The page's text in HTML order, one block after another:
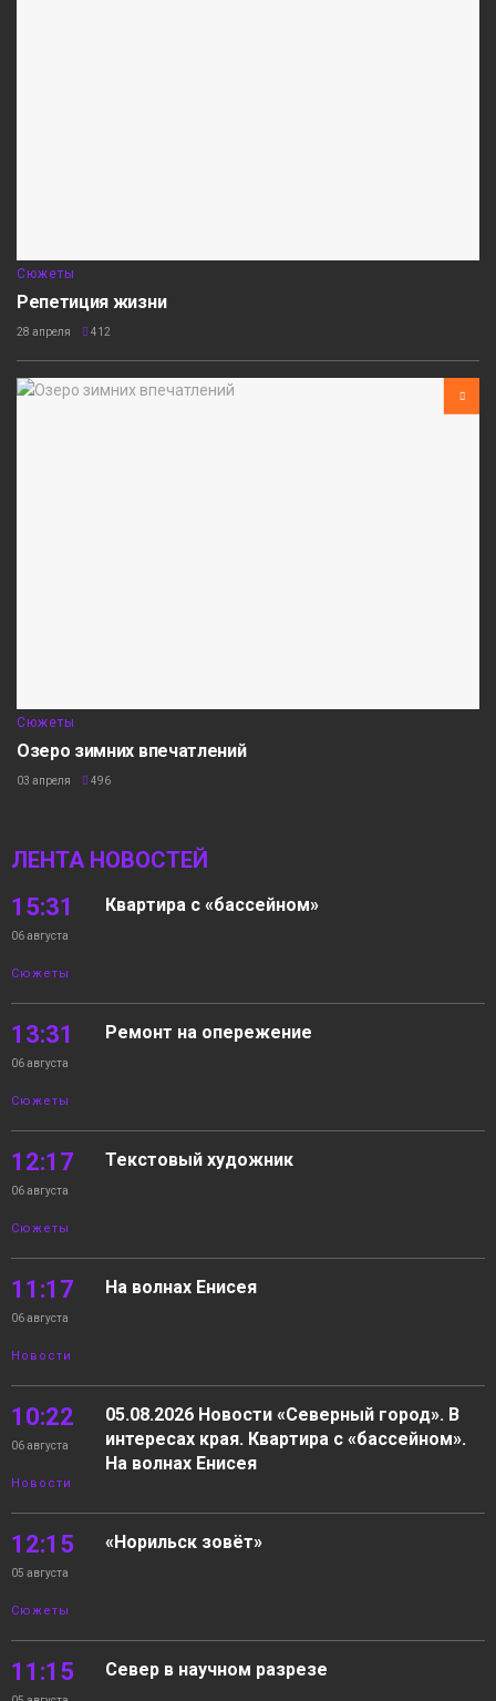
Сюжеты
Репетиция жизни
28 апреля 412
Сюжеты
Озеро зимних впечатлений
03 апреля 496
ЛЕНТА НОВОСТЕЙ
15:31
06 августа
Сюжеты
Квартира с «бассейном»
13:31
06 августа
Сюжеты
Ремонт на опережение
12:17
06 августа
Сюжеты
Текстовый художник
11:17
06 августа
Новости
На волнах Енисея
10:22
06 августа
Новости
05.08.2026 Новости «Северный город». В
интересах края. Квартира с «бассейном».
На волнах Енисея
12:15
05 августа
Сюжеты
«Норильск зовёт»
11:15 Север в научном разрезе